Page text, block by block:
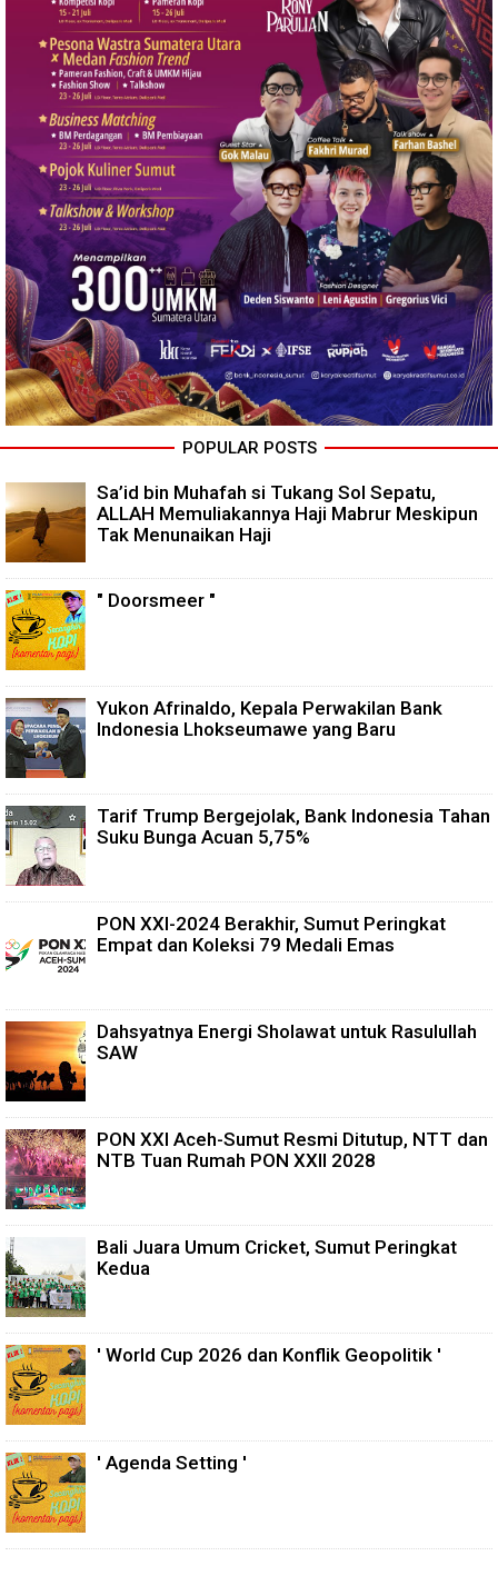
POPULAR POSTS
Sa’id bin Muhafah si Tukang Sol Sepatu,
ALLAH Memuliakannya Haji Mabrur Meskipun
Tak Menunaikan Haji
" Doorsmeer "
Yukon Afrinaldo, Kepala Perwakilan Bank
Indonesia Lhokseumawe yang Baru
Tarif Trump Bergejolak, Bank Indonesia Tahan
Suku Bunga Acuan 5,75%
PON XXI-2024 Berakhir, Sumut Peringkat
Empat dan Koleksi 79 Medali Emas
Dahsyatnya Energi Sholawat untuk Rasulullah
SAW
PON XXI Aceh-Sumut Resmi Ditutup, NTT dan
NTB Tuan Rumah PON XXII 2028
Bali Juara Umum Cricket, Sumut Peringkat
Kedua
' World Cup 2026 dan Konflik Geopolitik '
' Agenda Setting '